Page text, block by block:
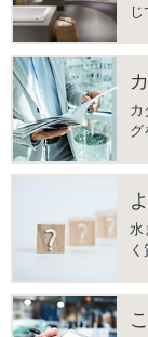
カ
グ
水